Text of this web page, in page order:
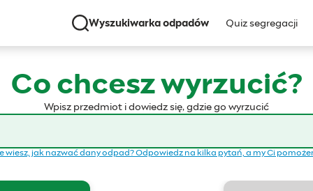
Wyszukiwarka odpadów Quiz segregacji
Co chcesz wyrzucić?
Wpisz przedmiot i dowiedz się, gdzie go wyrzucić
wiesz, jak nazwać dany odpad? Odpowiedz na kilka pytań, a my Ci